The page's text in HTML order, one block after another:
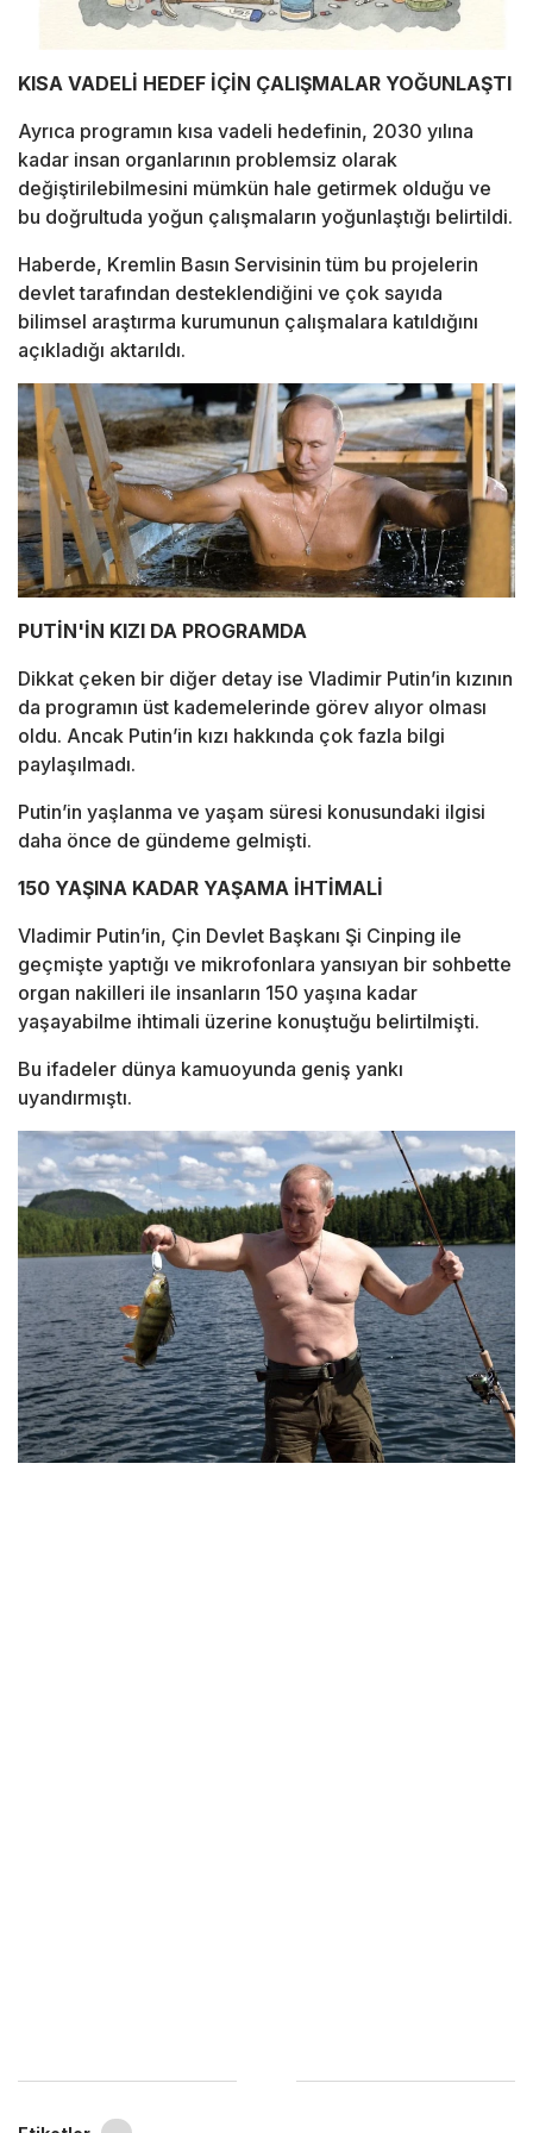
KISA VADELİ HEDEF İÇİN ÇALIŞMALAR YOĞUNLAŞTI
Ayrıca programın kısa vadeli hedefinin, 2030 yılına
kadar insan organlarının problemsiz olarak
değiştirilebilmesini mümkün hale getirmek olduğu ve
bu doğrultuda yoğun çalışmaların yoğunlaştığı belirtildi.
Haberde, Kremlin Basın Servisinin tüm bu projelerin
devlet tarafından desteklendiğini ve çok sayıda
bilimsel araştırma kurumunun çalışmalara katıldığını
açıkladığı aktarıldı.
PUTİN'İN KIZI DA PROGRAMDA
Dikkat çeken bir diğer detay ise Vladimir Putin’in kızının
da programın üst kademelerinde görev alıyor olması
oldu. Ancak Putin’in kızı hakkında çok fazla bilgi
paylaşılmadı.
Putin’in yaşlanma ve yaşam süresi konusundaki ilgisi
daha önce de gündeme gelmişti.
150 YAŞINA KADAR YAŞAMA İHTİMALİ
Vladimir Putin’in, Çin Devlet Başkanı Şi Cinping ile
geçmişte yaptığı ve mikrofonlara yansıyan bir sohbette
organ nakilleri ile insanların 150 yaşına kadar
yaşayabilme ihtimali üzerine konuştuğu belirtilmişti.
Bu ifadeler dünya kamuoyunda geniş yankı
uyandırmıştı.